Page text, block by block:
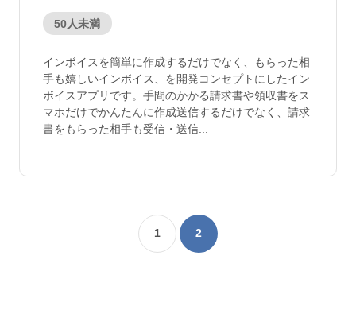
50人未満
インボイスを簡単に作成するだけでなく、もらった相
手も嬉しいインボイス、を開発コンセプトにしたイン
ボイスアプリです。手間のかかる請求書や領収書をス
マホだけでかんたんに作成送信するだけでなく、請求
書をもらった相手も受信・送信...
1 2